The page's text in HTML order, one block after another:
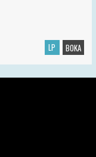
LP BOKA